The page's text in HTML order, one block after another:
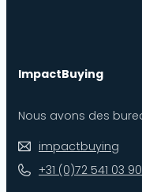
ImpactBuying
Nous avons des
impactbuying
+31 (0)72 541 03 90